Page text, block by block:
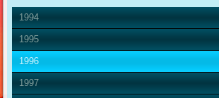
1994
1995
1996
1997